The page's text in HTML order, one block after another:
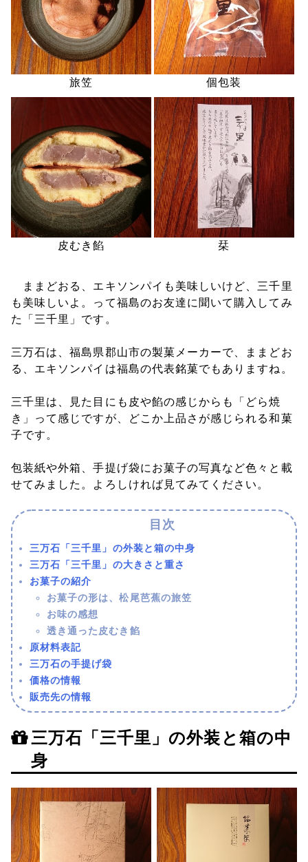
旅笠 個包装
皮むき餡 栞
ままどおる、エキソンパイも美味しいけど、三千里
も美味しいよ。って福島のお友達に聞いて購入してみ
た「三千里」です。
三万石は、福島県郡山市の製菓メーカーで、ままどお
る、エキソンパイは福島の代表銘菓でもありますね。
三千里は、見た目にも皮や餡の感じからも「どら焼
き」って感じですが、どこか上品さが感じられる和菓
子です。
包装紙や外箱、手提げ袋にお菓子の写真など色々と載
せてみました。よろしければ見てみてください。
三万石「三千里」の外装と箱の中身
三万石「三千里」の大きさと重さ
お菓子の紹介
お菓子の形は、松尾芭蕉の旅笠
お味の感想
透き通った皮むき餡
原材料表記
三万石の手提げ袋
価格の情報
販売先の情報
三万石「三千里」の外装と箱の中
身